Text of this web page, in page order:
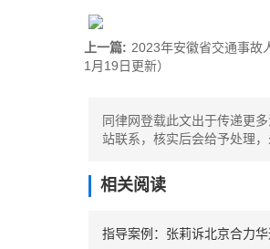
上一篇: 2023年安徽省交通事故
1月19日更新）
同律网登载此文出于传递更
站联系，核实后会给予处理
相关阅读
指导案例：张莉诉北京合力